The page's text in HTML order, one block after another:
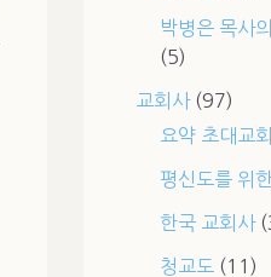
박병은 목사
(5)
교회사(97)
요약 초대교
평신도를 위
한국 교회사
청교도 (11)